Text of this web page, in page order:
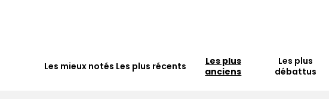
Les mieux notés Les plus récents
Les plus
anciens
Les plus
débattus